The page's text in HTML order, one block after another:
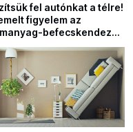
fel autónkat a télre!
figyelem az
befecskendező